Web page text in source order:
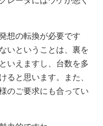
想の転換が必要です
いということは、裏を
いえますし、台数を多
ると思います。また、
のご要求にも合ってい